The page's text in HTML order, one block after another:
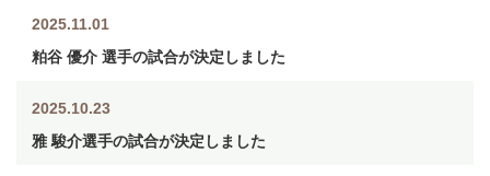
2025.11.01
粕谷 優介 選手の試合が決定しました
2025.10.23
雅 駿介選手の試合が決定しました